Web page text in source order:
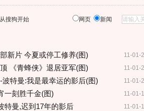
搜狗开始 网页 新闻
11-01-
新片 今夏或停工修养(图)
11-01-
《青蜂侠》退居亚军(图)
11-01-
特曼:我是最幸运的影后(图)
11-01-
一刻胜千金(图)
11-01-
特曼,迟到17年的影后